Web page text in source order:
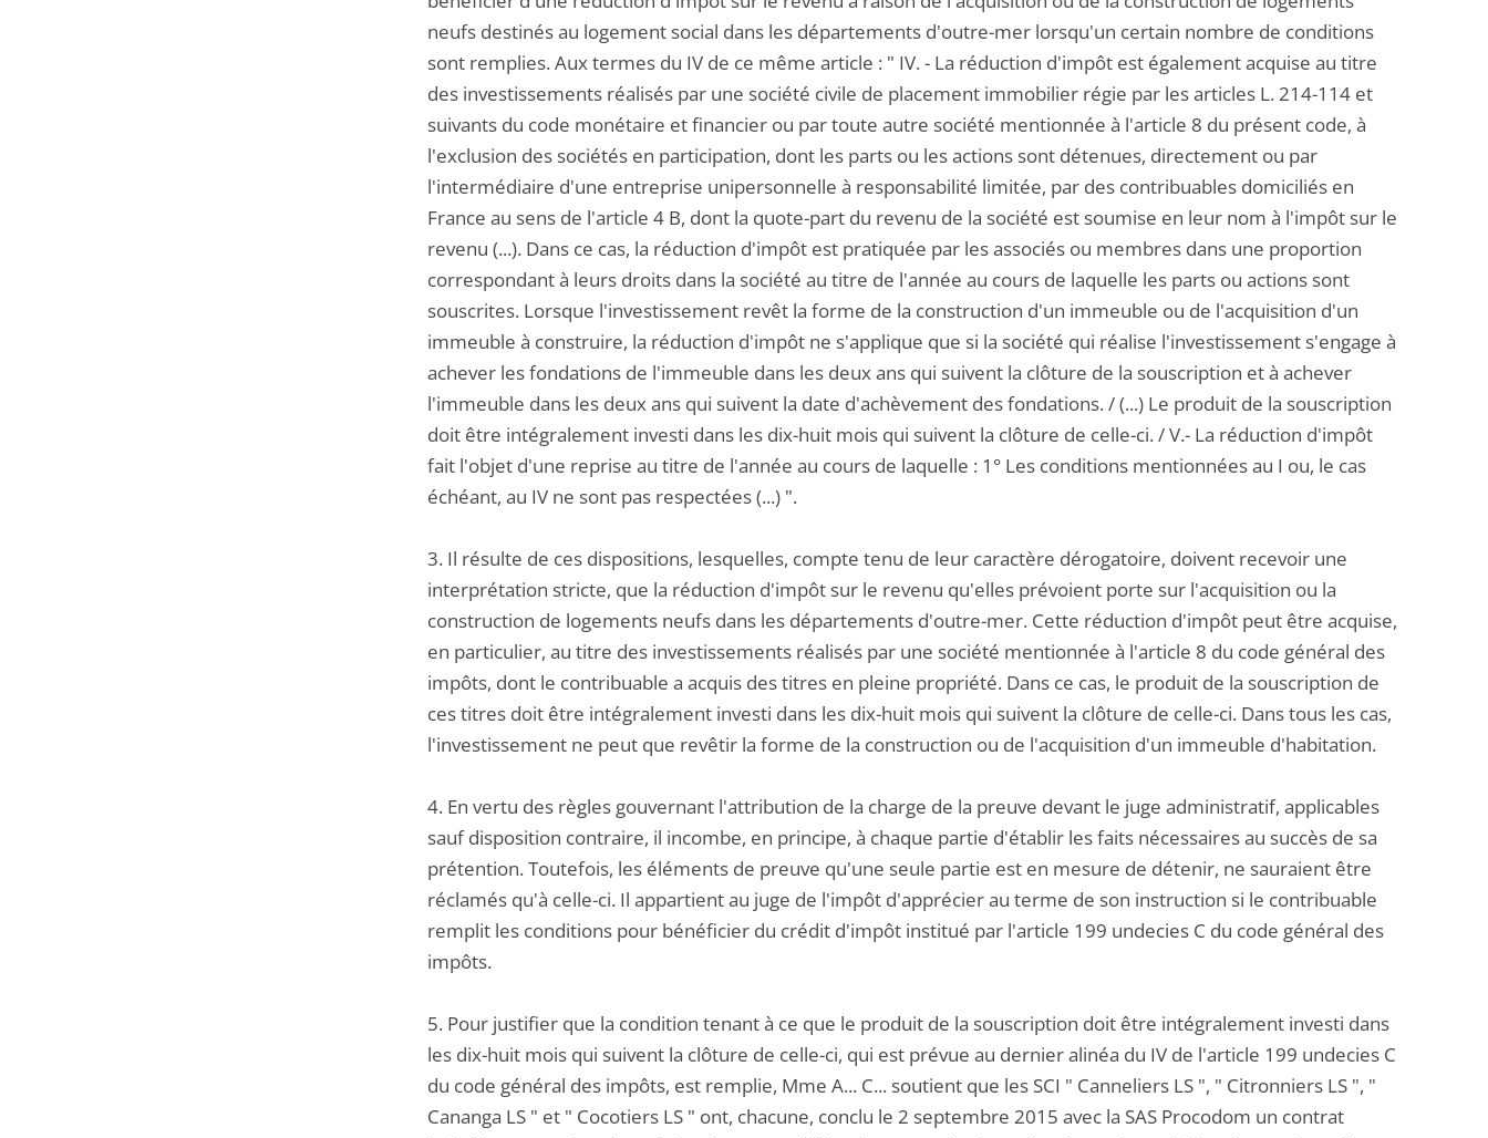
neufs destinés au logement social dans les départements d'outre-mer lorsqu'un certain nombre de conditions
sont remplies. Aux termes du IV de ce même article : " IV. - La réduction d'impôt est également acquise au titre
des investissements réalisés par une société civile de placement immobilier régie par les articles L. 214-114 et
suivants du code monétaire et financier ou par toute autre société mentionnée à l'article 8 du présent code, à
l'exclusion des sociétés en participation, dont les parts ou les actions sont détenues, directement ou par
l'intermédiaire d'une entreprise unipersonnelle à responsabilité limitée, par des contribuables domiciliés en
France au sens de l'article 4 B, dont la quote-part du revenu de la société est soumise en leur nom à l'impôt sur le
revenu (...). Dans ce cas, la réduction d'impôt est pratiquée par les associés ou membres dans une proportion
correspondant à leurs droits dans la société au titre de l'année au cours de laquelle les parts ou actions sont
souscrites. Lorsque l'investissement revêt la forme de la construction d'un immeuble ou de l'acquisition d'un
immeuble à construire, la réduction d'impôt ne s'applique que si la société qui réalise l'investissement s'engage à
achever les fondations de l'immeuble dans les deux ans qui suivent la clôture de la souscription et à achever
l'immeuble dans les deux ans qui suivent la date d'achèvement des fondations. / (...) Le produit de la souscription
doit être intégralement investi dans les dix-huit mois qui suivent la clôture de celle-ci. / V.- La réduction d'impôt
fait l'objet d'une reprise au titre de l'année au cours de laquelle : 1° Les conditions mentionnées au I ou, le cas
échéant, au IV ne sont pas respectées (...) ".
3. Il résulte de ces dispositions, lesquelles, compte tenu de leur caractère dérogatoire, doivent recevoir une
interprétation stricte, que la réduction d'impôt sur le revenu qu'elles prévoient porte sur l'acquisition ou la
construction de logements neufs dans les départements d'outre-mer. Cette réduction d'impôt peut être acquise,
en particulier, au titre des investissements réalisés par une société mentionnée à l'article 8 du code général des
impôts, dont le contribuable a acquis des titres en pleine propriété. Dans ce cas, le produit de la souscription de
ces titres doit être intégralement investi dans les dix-huit mois qui suivent la clôture de celle-ci. Dans tous les cas,
l'investissement ne peut que revêtir la forme de la construction ou de l'acquisition d'un immeuble d'habitation.
4. En vertu des règles gouvernant l'attribution de la charge de la preuve devant le juge administratif, applicables
sauf disposition contraire, il incombe, en principe, à chaque partie d'établir les faits nécessaires au succès de sa
prétention. Toutefois, les éléments de preuve qu'une seule partie est en mesure de détenir, ne sauraient être
réclamés qu'à celle-ci. Il appartient au juge de l'impôt d'apprécier au terme de son instruction si le contribuable
remplit les conditions pour bénéficier du crédit d'impôt institué par l'article 199 undecies C du code général des
impôts.
5. Pour justifier que la condition tenant à ce que le produit de la souscription doit être intégralement investi dans
les dix-huit mois qui suivent la clôture de celle-ci, qui est prévue au dernier alinéa du IV de l'article 199 undecies C
du code général des impôts, est remplie, Mme A... C... soutient que les SCI " Canneliers LS ", " Citronniers LS ", "
Cananga LS " et " Cocotiers LS " ont, chacune, conclu le 2 septembre 2015 avec la SAS Procodom un contrat